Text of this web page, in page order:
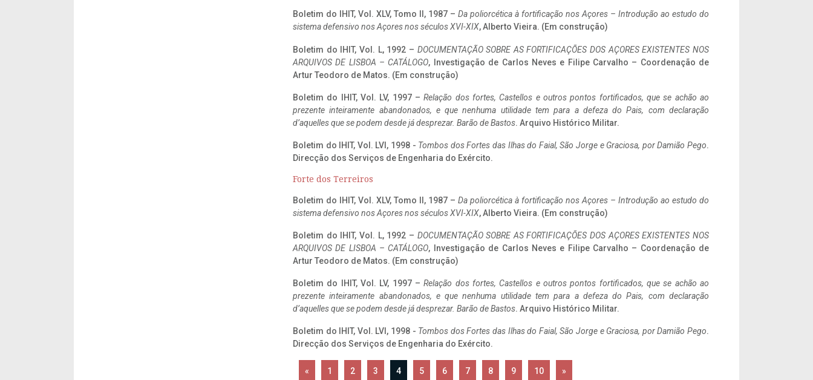
Boletim do IHIT, Vol. XLV, Tomo II, 1987 – Da poliorcética à fortificação nos Açores – Introdução ao estudo do
sistema defensivo nos Açores nos séculos XVI-XIX, Alberto Vieira. (Em construção)
Boletim do IHIT, Vol. L, 1992 – DOCUMENTAÇÃO SOBRE AS FORTIFICAÇÕES DOS AÇORES EXISTENTES NOS
ARQUIVOS DE LISBOA – CATÁLOGO, Investigação de Carlos Neves e Filipe Carvalho – Coordenação de
Artur Teodoro de Matos. (Em construção)
Boletim do IHIT, Vol. LV, 1997 –Relação dos fortes, Castellos e outros pontos fortificados, que se achão ao
prezente inteiramente abandonados, e que nenhuma utilidade tem para a defeza do Pais, com declaração
d’aquelles que se podem desde já desprezar. Barão de Bastos. Arquivo Histórico Militar.
Boletim do IHIT, Vol. LVI, 1998 - Tombos dos Fortes das Ilhas do Faial, São Jorge e Graciosa, por Damião Pego.
Direcção dos Serviços de Engenharia do Exército.
Forte dos Terreiros
Boletim do IHIT, Vol. XLV, Tomo II, 1987 – Da poliorcética à fortificação nos Açores – Introdução ao estudo do
sistema defensivo nos Açores nos séculos XVI-XIX, Alberto Vieira. (Em construção)
Boletim do IHIT, Vol. L, 1992 – DOCUMENTAÇÃO SOBRE AS FORTIFICAÇÕES DOS AÇORES EXISTENTES NOS
ARQUIVOS DE LISBOA – CATÁLOGO, Investigação de Carlos Neves e Filipe Carvalho – Coordenação de
Artur Teodoro de Matos. (Em construção)
Boletim do IHIT, Vol. LV, 1997 –Relação dos fortes, Castellos e outros pontos fortificados, que se achão ao
prezente inteiramente abandonados, e que nenhuma utilidade tem para a defeza do Pais, com declaração
d’aquelles que se podem desde já desprezar. Barão de Bastos. Arquivo Histórico Militar.
Boletim do IHIT, Vol. LVI, 1998 - Tombos dos Fortes das Ilhas do Faial, São Jorge e Graciosa, por Damião Pego.
Direcção dos Serviços de Engenharia do Exército.
« 1 2 3 4 5 6 7 8 9 10 »